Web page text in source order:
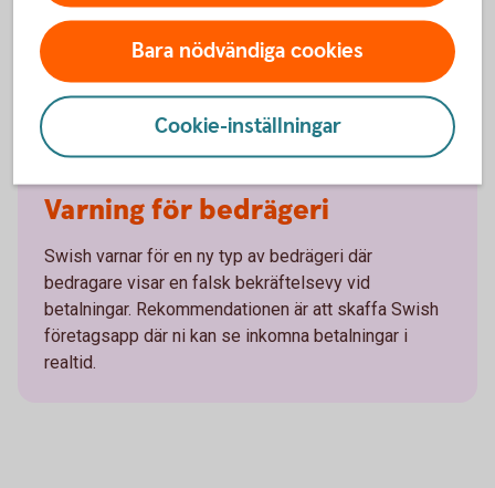
Falsk
bekräftelsevy
Varning för bedrägeri
Swish varnar för en ny typ av bedrägeri där
bedragare visar en falsk bekräftelsevy vid
betalningar. Rekommendationen är att skaffa Swish
företagsapp där ni kan se inkomna betalningar i
realtid.
Bara nödvändiga cookies
Cookie-inställningar